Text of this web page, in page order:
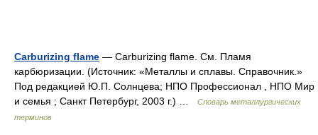
Carburizing flame — Carburizing flame. См. Пламя
карбюризации. (Источник: «Металлы и сплавы. Справочник.»
Под редакцией Ю.П. Солнцева; НПО Профессионал , НПО Мир
и семья ; Санкт Петербург, 2003 г.) …
Словарь металлургических
терминов